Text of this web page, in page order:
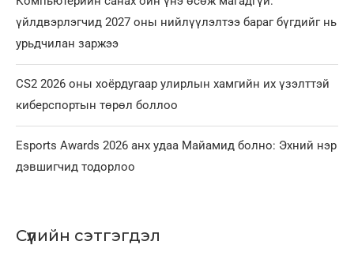
үйлдвэрлэгчид 2027 оны нийлүүлэлтээ бараг бүгдийг нь
урьдчилан заржээ
CS2 2026 оны хоёрдугаар улирлын хамгийн их үзэлттэй
киберспортын төрөл боллоо
Esports Awards 2026 анх удаа Майамид болно: Эхний нэр
дэвшигчид тодорлоо
Сүүлийн сэтгэгдэл